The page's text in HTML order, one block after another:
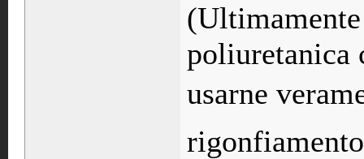
poliuretanica
usarne